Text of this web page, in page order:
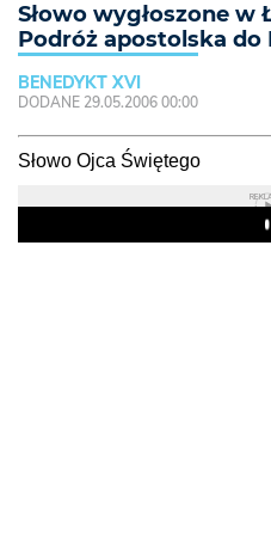
Słowo wygłoszone w
Podróż apostolska do
BENEDYKT XVI
DODANE 29.05.2006 00:00
Słowo Ojca Świętego